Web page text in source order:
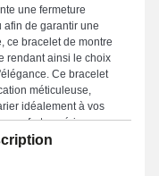
une fermeture
de garantir une
ce bracelet de montre
rendant ainsi le choix
Ce bracelet
méticuleuse,
idéalement à vos
confort supérieur pour
évoque une